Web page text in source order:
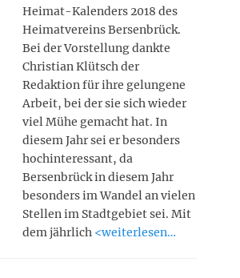
Heimat-Kalenders 2018 des
Heimatvereins Bersenbrück.
Bei der Vorstellung dankte
Christian Klütsch der
Redaktion für ihre gelungene
Arbeit, bei der sie sich wieder
viel Mühe gemacht hat. In
diesem Jahr sei er besonders
hochinteressant, da
Bersenbrück in diesem Jahr
besonders im Wandel an vielen
Stellen im Stadtgebiet sei. Mit
dem jährlich <weiterlesen…